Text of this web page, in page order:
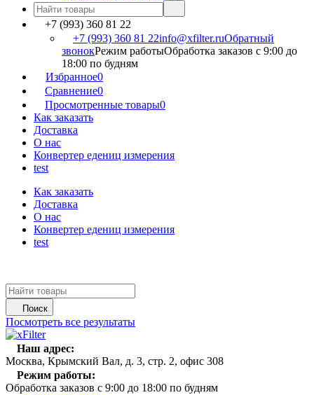
+7 (993) 360 81 22
+7 (993) 360 81 22info@xfilter.ruОбратный
звонокРежим работыОбработка заказов с 9:00 до
18:00 по будням
Избранное0
Сравнение0
Просмотренные товары0
Как заказать
Доставка
О нас
Конвертер едениц измерения
test
Как заказать
Доставка
О нас
Конвертер едениц измерения
test
Поиск
Посмотреть все результаты
Наш адрес:
Москва, Крымский Вал, д. 3, стр. 2, офис 308
Режим работы:
Обработка заказов с 9:00 до 18:00 по будням